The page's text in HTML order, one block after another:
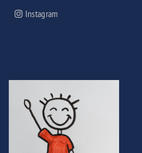
Instagram